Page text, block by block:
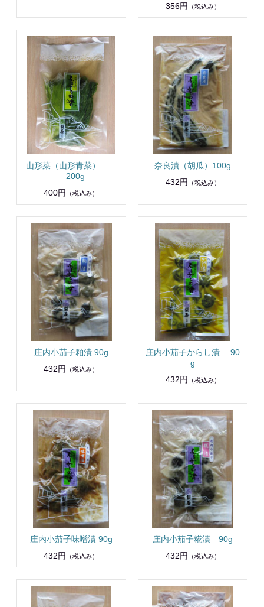
356円
（税込み）
山形菜（山形青菜）
200g
400円
（税込み）
奈良漬（胡瓜）100g
432円
（税込み）
庄内小茄子粕漬 90g
432円
（税込み）
庄内小茄子からし漬 90
g
432円
（税込み）
庄内小茄子味噌漬 90g
432円
（税込み）
庄内小茄子糀漬 90g
432円
（税込み）